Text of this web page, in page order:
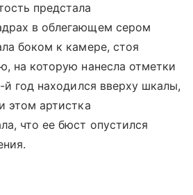
предстала
в облегающем сером
боком к камере, стоя
на которую нанесла отметки
й год находился вверху шкалы,
этом артистка
что ее бюст опустился